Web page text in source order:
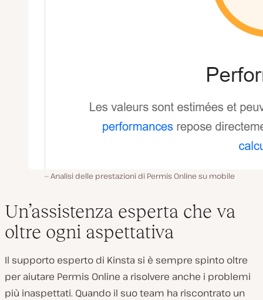
Analisi delle prestazioni di Permis Online su mobile
Un’assistenza esperta che va
oltre ogni aspettativa
Il supporto esperto di Kinsta si è sempre spinto oltre
per aiutare Permis Online a risolvere anche i problemi
più inaspettati. Quando il suo team ha riscontrato un